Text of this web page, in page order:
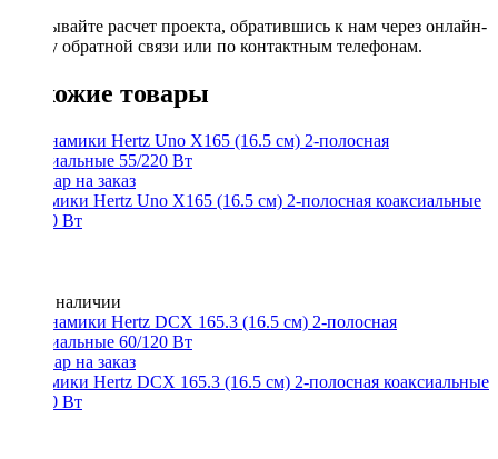
Заказывайте расчет проекта, обратившись к нам через онлайн-
форму обратной связи или по контактным телефонам.
Похожие товары
Динамики Hertz Uno X165 (16.5 см) 2-полосная коаксиальные
55/220 Вт
Нет в наличии
Динамики Hertz DCX 165.3 (16.5 см) 2-полосная коаксиальные
60/120 Вт